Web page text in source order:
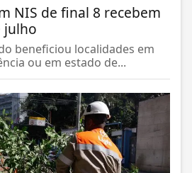
NIS de final 8 recebem
julho
beneficiou localidades em
ou em estado de...